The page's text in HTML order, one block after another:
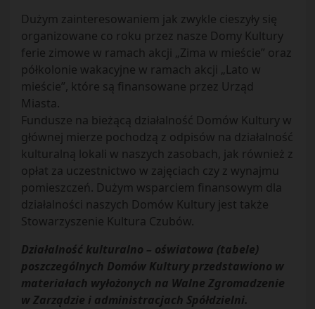
Dużym zainteresowaniem jak zwykle cieszyły się
organizowane co roku przez nasze Domy Kultury
ferie zimowe w ramach akcji „Zima w mieście” oraz
półkolonie wakacyjne w ramach akcji „Lato w
mieście”, które są finansowane przez Urząd
Miasta.
Fundusze na bieżącą działalność Domów Kultury w
głównej mierze pochodzą z odpisów na działalność
kulturalną lokali w naszych zasobach, jak również z
opłat za uczestnictwo w zajęciach czy z wynajmu
pomieszczeń. Dużym wsparciem finansowym dla
działalności naszych Domów Kultury jest także
Stowarzyszenie Kultura Czubów.
Działalność kulturalno – oświatowa (tabele)
poszczególnych Domów Kultury przedstawiono w
materiałach wyłożonych na Walne Zgromadzenie
w Zarządzie i administracjach Spółdzielni.